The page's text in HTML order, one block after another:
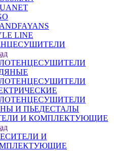
LINE
И ПЬЕДЕСТАЛЫ
И КОМПЛЕКТУЮЩИЕ
И